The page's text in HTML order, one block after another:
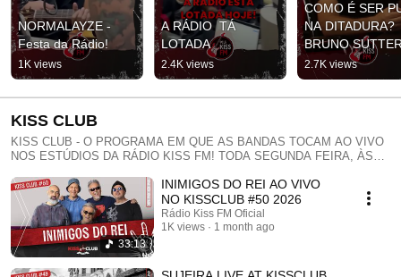
NORMALAYZE -
Festa da Rádio!
1K views
A RÁDIO  TÁ
LOTADA
2.4K views
COMO É SER
NA DITADURA?
BRUNO
CONVERSA
CLEMENTE -
PODCAST
2.7K views
KISS CLUB
KISS CLUB - O PROGRAMA EM QUE AS BANDAS TOCAM AO VIVO
NOS ESTÚDIOS DA RÁDIO KISS FM! TODA SEGUNDA FEIRA, ÀS
YOUTUBE.COM/RADIOKISSFMOFICIAL PRODUÇÃO: HAFA ADAMI E
RENATO HABORYNI APOIO: WLS AUDIO & FRESHCAM
REALIZAÇÃO: KISS FM E VAULT MUSIC
33:13
INIMIGOS DO REI AO VIVO
NO KISSCLUB #50 2026
Rádio Kiss FM Oficial
1K views
1 month ago